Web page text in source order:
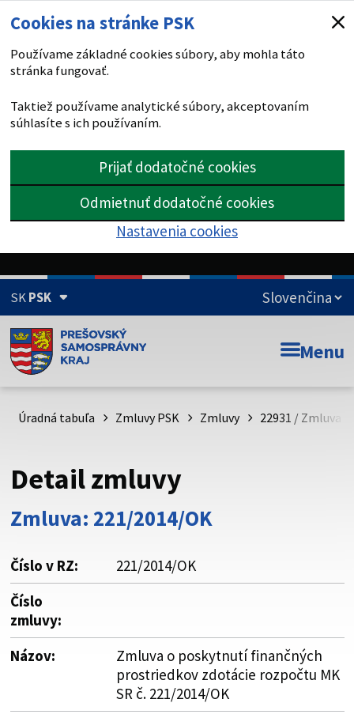
Cookies na stránke PSK
Používame základné cookies súbory, aby mohla táto
stránka fungovať.
Taktiež používame analytické súbory, akceptovaním
súhlasíte s ich používaním.
Prijať dodatočné cookies
Odmietnuť dodatočné cookies
Nastavenia cookies
SKPSK
Doména psk.sk je oficiálna
Toto je oficiálna webová stránka Prešovského
psk.sk.
Buďte pozorní a vždy sa uistite, že zdieľate informácie iba
cez zabezpečenú webovú stránku. Zabezpečená stránka
vždy začína https:// pred názvom domény webového sídla.
Menu
Úradná tabuľa Zmluvy PSK Zmluvy 22931 / Zmluva
Detail zmluvy
Zmluva: 221/2014/OK
Číslo v RZ:
221/2014/OK
Číslo
zmluvy:
Názov:
Zmluva o poskytnutí finančných
prostriedkov zdotácie rozpočtu MK
SR č. 221/2014/OK